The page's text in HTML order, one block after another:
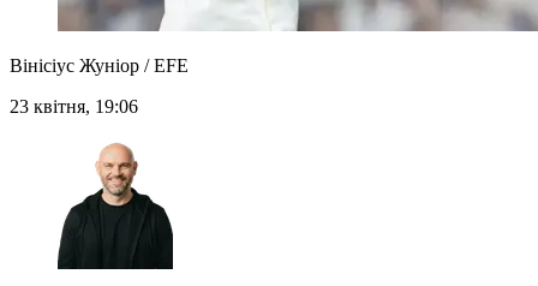
Вінісіус Жуніор / EFE
23 квітня, 19:06